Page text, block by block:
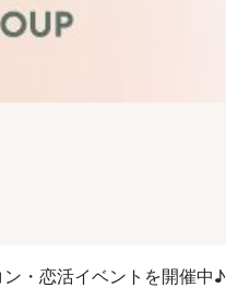
・恋活イベントを開催中♪